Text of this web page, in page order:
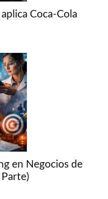
Coca-Cola
en Negocios de